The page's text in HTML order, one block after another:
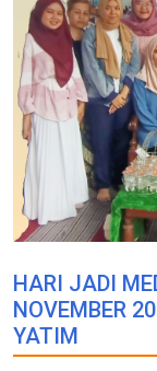
HARI JADI
NOVEMBER
YATIM